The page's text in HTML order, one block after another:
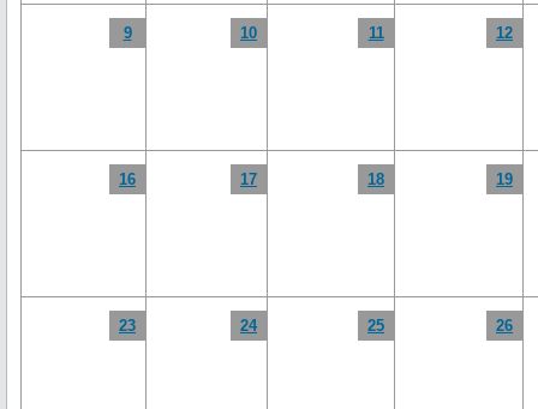
9 10 11 12
16 17 18 19
23 24 25 26